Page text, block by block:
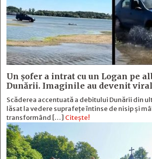
Un șofer a intrat cu un Logan pe
Dunării. Imaginile au devenit
Scăderea accentuată a debitului Dunării din
lăsat la vedere suprafețe întinse de nisip și
transformând […] Citește!